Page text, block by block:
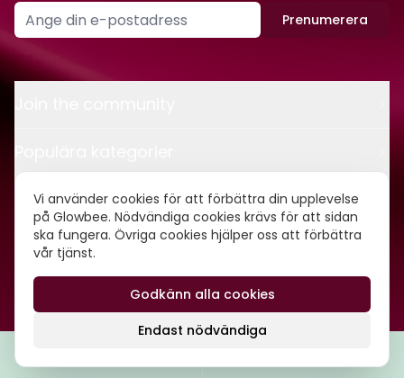
Vi använder cookies för att förbättra din upplevelse
på Glowbee. Nödvändiga cookies krävs för att sidan
ska fungera. Övriga cookies hjälper oss att förbättra
vår tjänst.
Endast nödvändiga
Godkänn alla cookies
Prenumerera
Kontakt
Om oss
©2026Glowbee AB • Org.nr: 559540-5837